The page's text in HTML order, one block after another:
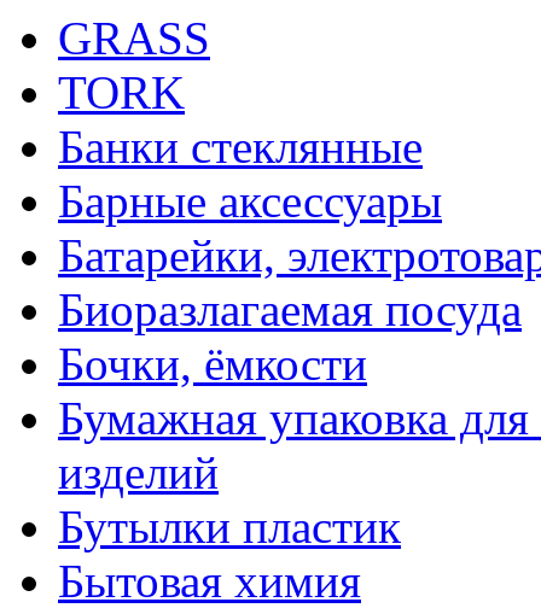
GRASS
TORK
Банки стеклянные
Барные аксессуары
Батарейки,
Биоразлагаемая посуда
Бочки, ёмкости
Бумажная упаковка
изделий
Бутылки пластик
Бытовая химия